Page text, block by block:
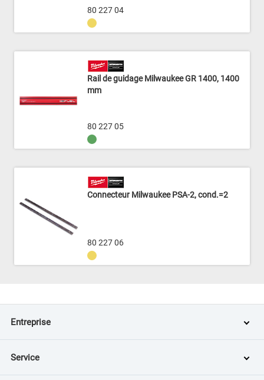
80 227 04
80 227 05
Rail de guidage Milwaukee GR 1400, 1400
mm
80 227 06
Connecteur Milwaukee PSA-2, cond.=2
Entreprise
Service